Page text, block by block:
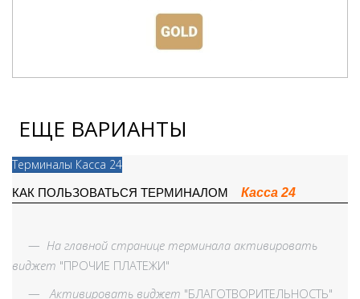
ЕЩЕ ВАРИАНТЫ
Терминалы Касса 24
КАК ПОЛЬЗОВАТЬСЯ ТЕРМИНАЛОМ Касса 24
— На главной странице терминала активировать
виджет "ПРОЧИЕ ПЛАТЕЖИ"
— Активировать виджет "БЛАГОТВОРИТЕЛЬНОСТЬ"